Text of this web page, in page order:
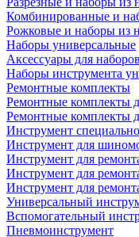
Комбинированные и
Рожковые и наборы из
Наборы универсальные
Аксессуары для наборов
Наборы инструмента
Ремонтные комплекты
Ремонтные комплекты
Ремонтные комплекты
Инструмент
Инструмент для
Инструмент для
Инструмент для
Инструмент для
Универсальный
Вспомогательный
Пневмоинструмент